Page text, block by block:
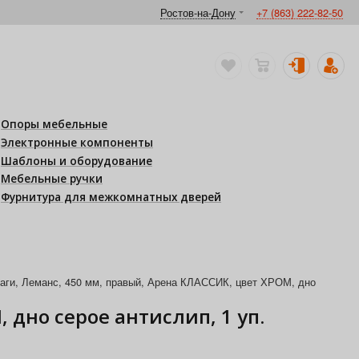
Ростов-на-Дону +7 (863) 222-82-50
Опоры мебельные
Электронные компоненты
Шаблоны и оборудование
Мебельные ручки
Фурнитура для межкомнатных дверей
Леманс, 450 мм, правый, Арена КЛАССИК, цвет ХРОМ, дно
серое антислип, 1 уп.